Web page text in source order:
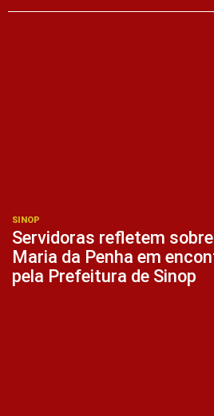
SINOP
Servidoras refletem
Maria da Penha em
pela Prefeitura de Sinop